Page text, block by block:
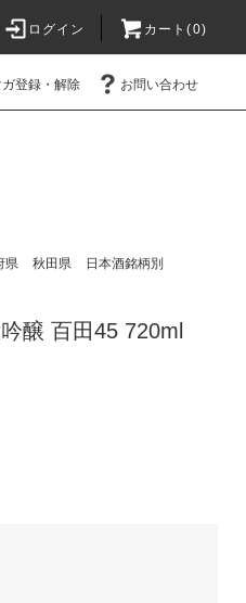
ログイン カート(0)
ガ登録・解除 お問い合わせ
県 秋田県
日本酒銘柄別
醸 百田45 720ml